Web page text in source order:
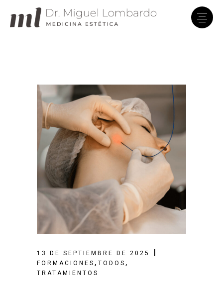
13 DE SEPTIEMBRE DE 2025
FORMACIONES , TODOS ,
TRATAMIENTOS